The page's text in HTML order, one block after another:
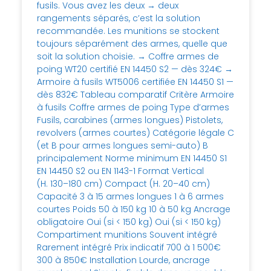
fusils. Vous avez les deux → deux
rangements séparés, c’est la solution
recommandée. Les munitions se stockent
toujours séparément des armes, quelle que
soit la solution choisie. → Coffre armes de
poing WT20 certifié EN 14450 S2 — dès 324€ →
Armoire à fusils WT5006 certifiée EN 14450 S1 —
dès 832€ Tableau comparatif Critère Armoire
à fusils Coffre armes de poing Type d’armes
Fusils, carabines (armes longues) Pistolets,
revolvers (armes courtes) Catégorie légale C
(et B pour armes longues semi-auto) B
principalement Norme minimum EN 14450 S1
EN 14450 S2 ou EN 1143-1 Format Vertical
(H. 130–180 cm) Compact (H. 20–40 cm)
Capacité 3 à 15 armes longues 1 à 6 armes
courtes Poids 50 à 150 kg 10 à 50 kg Ancrage
obligatoire Oui (si < 150 kg) Oui (si < 150 kg)
Compartiment munitions Souvent intégré
Rarement intégré Prix indicatif 700 à 1 500€
300 à 850€ Installation Lourde, ancrage